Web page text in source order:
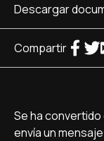
Descargar
Compartir
Se ha convertido
envía un